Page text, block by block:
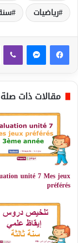
رياضيات
مقالات ذات صلة
unité 7 Mes jeux
préférés